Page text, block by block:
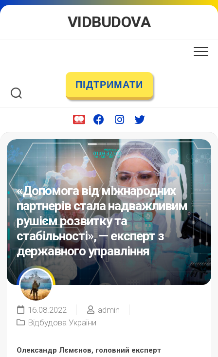
Skip
VIDBUDOVA
ПІДТРИМАТИ
«Допомога від міжнародних
партнерів стала надважливим
рушієм розвитку та
стабільності», — експерт з
державного управління
16.08.2022
admin
Відбудова України
Олександр Лємєнов, головний експерт